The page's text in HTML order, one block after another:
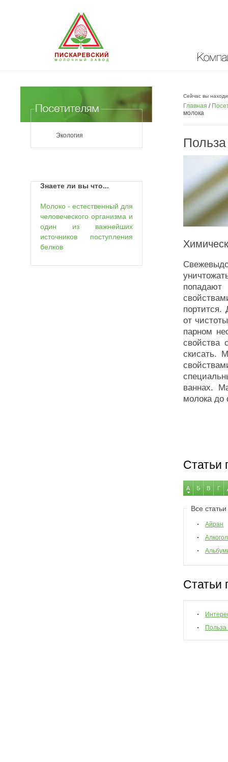
Экология
Знаете ли вы что...
Молоко - естественный для
человеческого организма и
один из важнейших
источников поступления
белков
Сейчас вы
Главная /
молока
портится.
от
парном
свойства
скисать.
ваннах.
молока до
Статьи
А Б В Г
Все
Айран
Статьи